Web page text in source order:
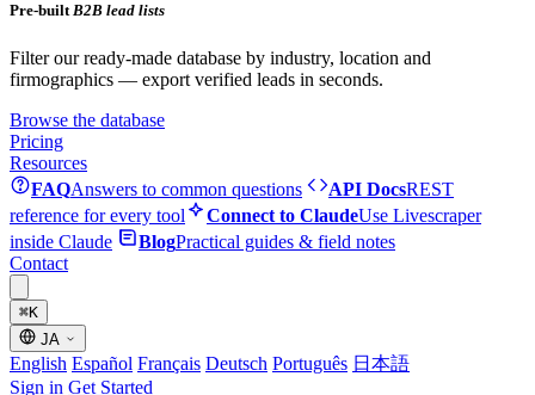
Pre-builtB2B lead lists
Filter our ready-made database by industry, location and
firmographics — export verified leads in seconds.
Browse the database
Pricing
Resources
FAQAnswers to common questions API DocsREST
reference for every tool
Connect to ClaudeUse Livescraper
inside Claude
BlogPractical guides & field notes
Contact
⌘K
JA
English Español Français Deutsch Português 日本語
Sign in Get Started